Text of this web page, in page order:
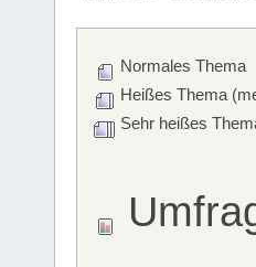
Normales Thema
Heißes Thema
Sehr heißes